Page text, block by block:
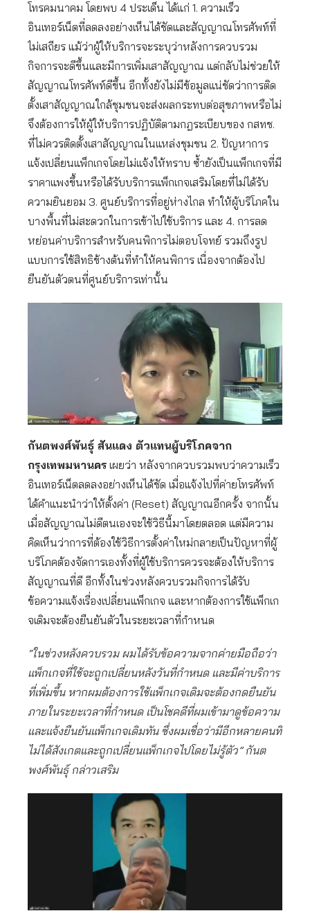
โทรคมนาคม โดยพบ 4 ประเด็น ได้แก่ 1. ความเร็ว
อินเทอร์เน็ตที่ลดลงอย่างเห็นได้ชัดและสัญญาณโทรศัพท์ที่
ไม่เสถียร แม้ว่าผู้ให้บริการจะระบุว่าหลังการควบรวม
กิจการจะดีขึ้นและมีการเพิ่มเสาสัญญาณ แต่กลับไม่ช่วยให้
สัญญาณโทรศัพท์ดีขึ้น อีกทั้งยังไม่มีข้อมูลแน่ชัดว่าการติด
ตั้งเสาสัญญาณใกล้ชุมชนจะส่งผลกระทบต่อสุขภาพหรือไม่
จึงต้องการให้ผู้ให้บริการปฏิบัติตามกฎระเบียบของ กสทช.
ที่ไม่ควรติดตั้งเสาสัญญาณในแหล่งชุมชน 2. ปัญหาการ
แจ้งเปลี่ยนแพ็กเกจโดยไม่แจ้งให้ทราบ ซ้ำยังเป็นแพ็กเกจที่มี
ราคาแพงขึ้นหรือได้รับบริการแพ็กเกจเสริมโดยที่ไม่ได้รับ
ความยินยอม 3. ศูนย์บริการที่อยู่ห่างไกล ทำให้ผู้บริโภคใน
บางพื้นที่ไม่สะดวกในการเข้าไปใช้บริการ และ 4. การลด
หย่อนค่าบริการสำหรับคนพิการไม่ตอบโจทย์ รวมถึงรูป
แบบการใช้สิทธิข้างต้นที่ทำให้คนพิการ เนื่องจากต้องไป
ยืนยันตัวตนที่ศูนย์บริการเท่านั้น
กันตพงศ์พันธุ์ สันแดง ตัวแทนผู้บริโภคจาก
กรุงเทพมหานคร เผยว่า หลังจากควบรวมพบว่าความเร็ว
อินเทอร์เน็ตลดลงอย่างเห็นได้ชัด เมื่อแจ้งไปที่ค่ายโทรศัพท์
ได้คำแนะนำว่าให้ตั้งค่า (Reset) สัญญาณอีกครั้ง จากนั้น
เมื่อสัญญาณไม่ดีตนเองจะใช้วิธีนี้มาโดยตลอด แต่มีความ
คิดเห็นว่าการที่ต้องใช้วิธีการตั้งค่าใหม่กลายเป็นปัญหาที่ผู้
บริโภคต้องจัดการเองทั้งที่ผู้ใช้บริการควรจะต้องให้บริการ
สัญญาณที่ดี อีกทั้งในช่วงหลังควบรวมกิจการได้รับ
ข้อความแจ้งเรื่องเปลี่ยนแพ็กเกจ และหากต้องการใช้แพ็กเก
จเดิมจะต้องยืนยันตัวในระยะเวลาที่กำหนด
“ในช่วงหลังควบรวม ผมได้รับข้อความจากค่ายมือถือว่า
แพ็กเกจที่ใช้จะถูกเปลี่ยนหลังวันที่กำหนด และมีค่าบริการ
ที่เพิ่มขึ้น หากผมต้องการใช้แพ็กเกจเดิมจะต้องกดยืนยัน
ภายในระยะเวลาที่กำหนด เป็นโชคดีที่ผมเข้ามาดูข้อความ
และแจ้งยืนยันแพ็กเกจเดิมทัน ซึ่งผมเชื่อว่ามีอีกหลายคนที่
ไม่ได้สังเกตและถูกเปลี่ยนแพ็กเกจไปโดยไม่รู้ตัว” กันต
พงศ์พันธุ์ กล่าวเสริม